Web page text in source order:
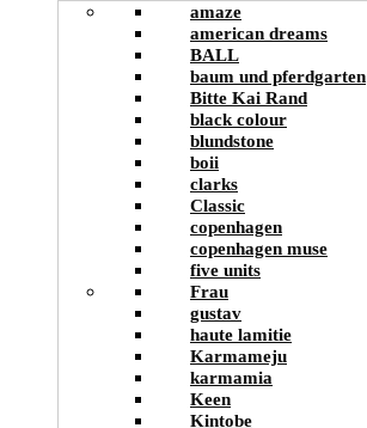
amaze
american dreams
BALL
baum und pferdgarten
Bitte Kai Rand
black colour
blundstone
boii
clarks
Classic
copenhagen
copenhagen muse
five units
Frau
gustav
haute lamitie
Karmameju
karmamia
Keen
Kintobe